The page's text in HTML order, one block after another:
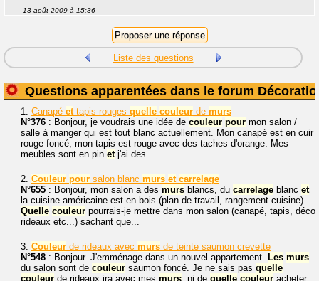
13 août 2009 à 15:36
Liste des questions
Questions apparentées dans le forum
1. Canapé ettapis rouges quelle couleur de murs
N°376 : Bonjour, je voudrais une idée de couleur pour mon salon /
salle à manger qui est tout blanc actuellement. Mon canapé est en cuir
rouge foncé, mon tapis est rouge avec des taches d'orange. Mes
meubles sont en pin etj'ai des...
2. Couleur pour salon blanc murs et carrelage
N°655 : Bonjour, mon salon a des murs blancs, du carrelage blanc et
la cuisine américaine est en bois (plan de travail, rangement cuisine).
Quelle couleur pourrais-je mettre dans mon salon (canapé, tapis, déco
rideaux etc...) sachant que...
3. Couleur de rideaux avec murs de teinte saumon crevette
N°548 : Bonjour. J'emménage dans un nouvel appartement. Les murs
du salon sont de couleur saumon foncé. Je ne sais pas quelle
couleur de rideaux ira avec mes murs, ni de quelle couleur acheter